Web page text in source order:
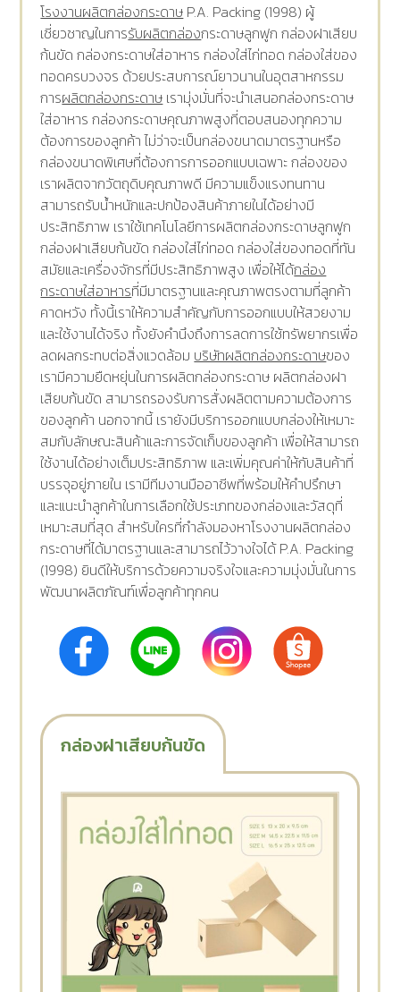
โรงงานผลิตกล่องกระดาษ P.A. Packing (1998) ผู้
เชี่ยวชาญในการรับผลิตกล่องกระดาษลูกฟูก กล่องฝาเสียบ
ก้นขัด กล่องกระดาษใส่อาหาร กล่องใส่ไก่ทอด กล่องใส่ของ
ทอดครบวงจร ด้วยประสบการณ์ยาวนานในอุตสาหกรรม
การผลิตกล่องกระดาษ เรามุ่งมั่นที่จะนำเสนอกล่องกระดาษ
ใส่อาหาร กล่องกระดาษคุณภาพสูงที่ตอบสนองทุกความ
ต้องการของลูกค้า ไม่ว่าจะเป็นกล่องขนาดมาตรฐานหรือ
กล่องขนาดพิเศษที่ต้องการการออกแบบเฉพาะ กล่องของ
เราผลิตจากวัตถุดิบคุณภาพดี มีความแข็งแรงทนทาน
สามารถรับน้ำหนักและปกป้องสินค้าภายในได้อย่างมี
ประสิทธิภาพ เราใช้เทคโนโลยีการผลิตกล่องกระดาษลูกฟูก
กล่องฝาเสียบก้นขัด กล่องใส่ไก่ทอด กล่องใส่ของทอดที่ทัน
สมัยและเครื่องจักรที่มีประสิทธิภาพสูง เพื่อให้ได้กล่อง
กระดาษใส่อาหารที่มีมาตรฐานและคุณภาพตรงตามที่ลูกค้า
คาดหวัง ทั้งนี้เราให้ความสำคัญกับการออกแบบให้สวยงาม
และใช้งานได้จริง ทั้งยังคำนึงถึงการลดการใช้ทรัพยากรเพื่อ
ลดผลกระทบต่อสิ่งแวดล้อม บริษัทผลิตกล่องกระดาษของ
เรามีความยืดหยุ่นในการผลิตกล่องกระดาษ ผลิตกล่องฝา
เสียบก้นขัด สามารถรองรับการสั่งผลิตตามความต้องการ
ของลูกค้า นอกจากนี้ เรายังมีบริการออกแบบกล่องให้เหมาะ
สมกับลักษณะสินค้าและการจัดเก็บของลูกค้า เพื่อให้สามารถ
ใช้งานได้อย่างเต็มประสิทธิภาพ และเพิ่มคุณค่าให้กับสินค้าที่
บรรจุอยู่ภายใน เรามีทีมงานมืออาชีพที่พร้อมให้คำปรึกษา
และแนะนำลูกค้าในการเลือกใช้ประเภทของกล่องและวัสดุที่
เหมาะสมที่สุด สำหรับใครที่กำลังมองหาโรงงานผลิตกล่อง
กระดาษที่ได้มาตรฐานและสามารถไว้วางใจได้ P.A. Packing
(1998) ยินดีให้บริการด้วยความจริงใจและความมุ่งมั่นในการ
พัฒนาผลิตภัณฑ์เพื่อลูกค้าทุกคน
กล่องฝาเสียบก้นขัด